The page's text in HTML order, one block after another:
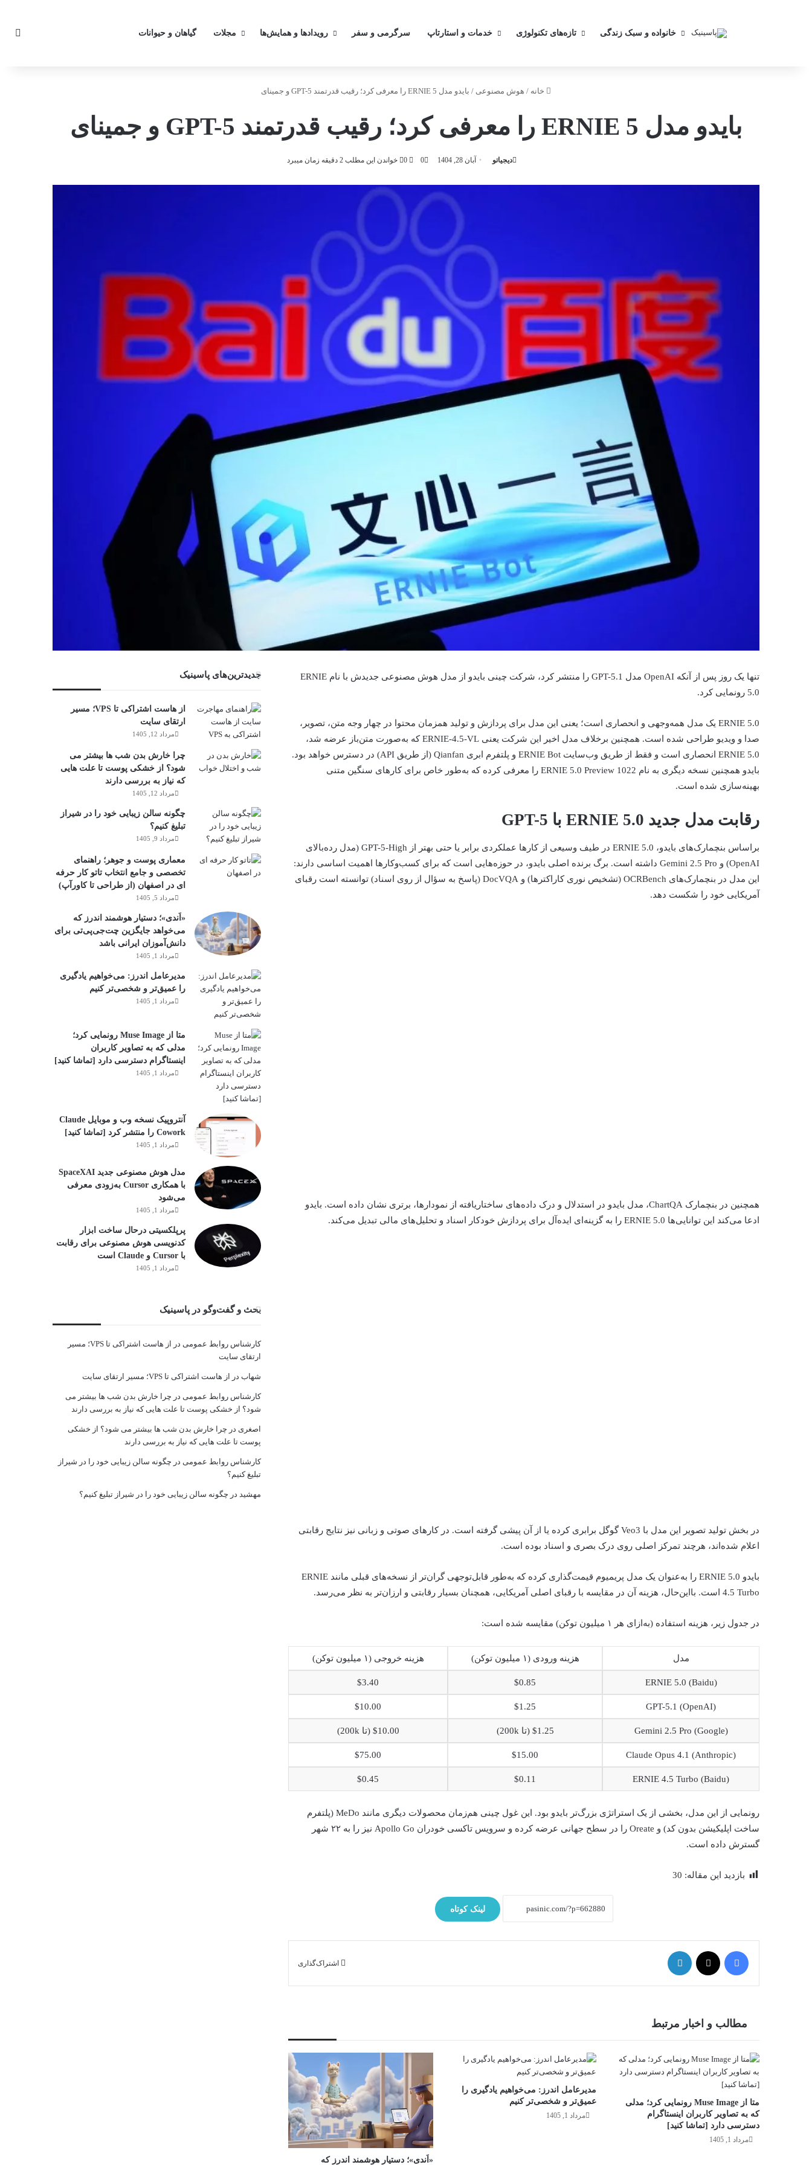
خانواده و سبک زندگی تازه‌های تکنولوژی خدمات و استارتاپ سرگرمی و سفر رویدادها و همایش‌ها مجلات گیاهان و حیوانات
خانه / هوش مصنوعی / بایدو مدل ERNIE 5 را معرفی کرد؛ رقیب قدرتمند GPT-5 و جمینای
بایدو مدل ERNIE 5 را معرفی کرد؛ رقیب قدرتمند GPT-5 و جمینای
دیجیاتو آبان 28, 1404 0
0 خواندن این مطلب 2 دقیقه زمان میبرد
تنها یک روز پس از آنکه OpenAI مدل GPT-5.1 را منتشر کرد، شرکت چینی بایدو از مدل هوش مصنوعی جدیدش با نام ERNIE
5.0 رونمایی کرد.
ERNIE 5.0 یک مدل همه‌وجهی و انحصاری است؛ یعنی این مدل برای پردازش و تولید همزمان محتوا در چهار وجه متن، تصویر،
صدا و ویدیو طراحی شده است. همچنین برخلاف مدل اخیر این شرکت یعنی ERNIE-4.5-VL که به‌صورت متن‌باز عرضه شد،
ERNIE 5.0 انحصاری است و فقط از طریق وب‌سایت ERNIE Bot و پلتفرم ابری Qianfan (از طریق API) در دسترس خواهد بود.
بایدو همچنین نسخه دیگری به نام ERNIE 5.0 Preview 1022 را معرفی کرده که به‌طور خاص برای کارهای سنگین متنی
بهینه‌سازی شده است.
رقابت مدل جدید ERNIE 5.0 با GPT-5
براساس بنچمارک‌های بایدو، ERNIE 5.0 در طیف وسیعی از کارها عملکردی برابر یا حتی بهتر از GPT-5-High (مدل رده‌بالای
OpenAI) و Gemini 2.5 Pro داشته است. برگ برنده اصلی بایدو، در حوزه‌هایی است که برای کسب‌وکارها اهمیت اساسی دارند:
این مدل در بنچمارک‌های OCRBench (تشخیص نوری کاراکترها) و DocVQA (پاسخ به سؤال از روی اسناد) توانسته است رقبای
آمریکایی خود را شکست دهد.
همچنین در بنچمارک ChartQA، مدل بایدو در استدلال و درک داده‌های ساختاریافته از نمودارها، برتری نشان داده است. بایدو
ادعا می‌کند این توانایی‌ها ERNIE 5.0 را به گزینه‌ای ایده‌آل برای پردازش خودکار اسناد و تحلیل‌های مالی تبدیل می‌کند.
در بخش تولید تصویر این مدل با Veo3 گوگل برابری کرده یا از آن پیشی گرفته است. در کارهای صوتی و زبانی نیز نتایج رقابتی
اعلام شده‌اند، هرچند تمرکز اصلی روی درک بصری و اسناد بوده است.
بایدو ERNIE 5.0 را به‌عنوان یک مدل پریمیوم قیمت‌گذاری کرده که به‌طور قابل‌توجهی گران‌تر از نسخه‌های قبلی مانند ERNIE
4.5 Turbo است. بااین‌حال، هزینه آن در مقایسه با رقبای اصلی آمریکایی، همچنان بسیار رقابتی و ارزان‌تر به نظر می‌رسد.
در جدول زیر، هزینه استفاده (به‌ازای هر ۱ میلیون توکن) مقایسه شده است:
مدل هزینه ورودی (۱ میلیون توکن) هزینه خروجی (۱ میلیون توکن)
ERNIE 5.0 (Baidu)
$0.85
$3.40
GPT-5.1 (OpenAI)
$1.25
$10.00
Gemini 2.5 Pro (Google) $1.25 (تا 200k) $10.00 (تا 200k)
Claude Opus 4.1 (Anthropic)
$15.00
$75.00
ERNIE 4.5 Turbo (Baidu)
$0.11
$0.45
رونمایی از این مدل، بخشی از یک استراتژی بزرگ‌تر بایدو بود. این غول چینی هم‌زمان محصولات دیگری مانند MeDo (پلتفرم
ساخت اپلیکیشن بدون کد) و Oreate را در سطح جهانی عرضه کرده و سرویس تاکسی خودران Apollo Go نیز را به ۲۲ شهر
گسترش داده است.
بازدید این مقاله: 30
لینک کوتاه
اشتراک‌گذاری
فیس بوک لینکدین
مطالب و اخبار مرتبط
«اَندی»؛ دستیار هوشمند اندرز که
مدیرعامل اندرز: می‌خواهیم یادگیری را
عمیق‌تر و شخصی‌تر کنیم
مرداد 1, 1405
متا از Muse Image رونمایی کرد؛ مدلی
که به تصاویر کاربران اینستاگرام
دسترسی دارد [تماشا کنید]
مرداد 1, 1405
جدیدترین‌های پاسینیک
از هاست اشتراکی تا VPS؛ مسیر
ارتقای سایت
مرداد 12, 1405
چرا خارش بدن شب ها بیشتر می
شود؟ از خشکی پوست تا علت هایی
که نیاز به بررسی دارند
مرداد 12, 1405
چگونه سالن زیبایی خود را در شیراز
تبلیغ کنیم؟
مرداد 9, 1405
معماری پوست و جوهر؛ راهنمای
تخصصی و جامع انتخاب تاتو کار حرفه
ای در اصفهان (از طراحی تا کاورآپ)
مرداد 5, 1405
«اَندی»؛ دستیار هوشمند اندرز که
می‌خواهد جایگزین چت‌جی‌پی‌تی برای
دانش‌آموزان ایرانی باشد
مرداد 1, 1405
مدیرعامل اندرز: می‌خواهیم یادگیری
را عمیق‌تر و شخصی‌تر کنیم
مرداد 1, 1405
متا از Muse Image رونمایی کرد؛
مدلی که به تصاویر کاربران
اینستاگرام دسترسی دارد [تماشا کنید]
مرداد 1, 1405
آنتروپیک نسخه وب و موبایل Claude
Cowork را منتشر کرد [تماشا کنید]
مرداد 1, 1405
مدل هوش مصنوعی جدید SpaceXAI
با همکاری Cursor به‌زودی معرفی
می‌شود
مرداد 1, 1405
پرپلکسیتی درحال ساخت ابزار
کدنویسی هوش مصنوعی برای رقابت
با Cursor و Claude است
مرداد 1, 1405
بحث و گفت‌وگو در پاسینیک
کارشناس روابط عمومی در
از هاست اشتراکی تا VPS؛ مسیر
ارتقای سایت
شهاب در از هاست اشتراکی تا VPS؛ مسیر ارتقای سایت
کارشناس روابط عمومی در چرا خارش بدن شب ها بیشتر می
شود؟ از خشکی پوست تا علت هایی که نیاز به بررسی دارند
اصغری در چرا خارش بدن شب ها بیشتر می شود؟ از خشکی
پوست تا علت هایی که نیاز به بررسی دارند
کارشناس روابط عمومی در چگونه سالن زیبایی خود را در شیراز
تبلیغ کنیم؟
مهشید در چگونه سالن زیبایی خود را در شیراز تبلیغ کنیم؟